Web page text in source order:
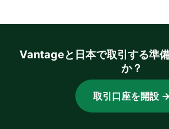
Vantageと日本で取引する準
か？
取引口座を開設 →